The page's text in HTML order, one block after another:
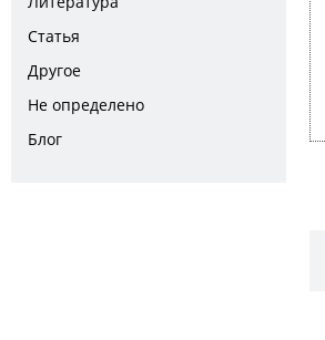
Статья
Другое
Не определено
Блог